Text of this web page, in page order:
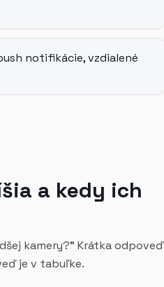
notifikácie, vzdialené
a kedy ich
kamery?" Krátka odpoveď
je v tabuľke.